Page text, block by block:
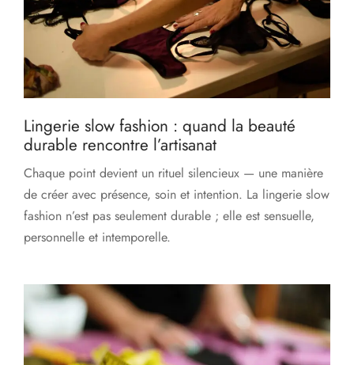
Lingerie slow fashion : quand la beauté
durable rencontre l’artisanat
Chaque point devient un rituel silencieux — une manière
de créer avec présence, soin et intention. La lingerie slow
fashion n’est pas seulement durable ; elle est sensuelle,
personnelle et intemporelle.